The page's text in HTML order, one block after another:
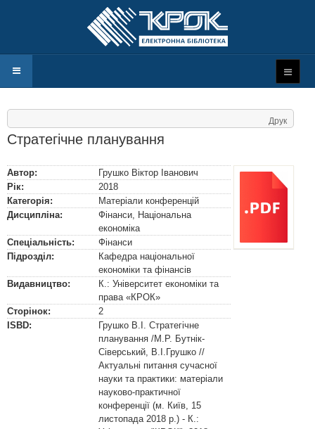
Друк
Стратегічне планування
Автор:
Грушко Віктор Іванович
Рік:
2018
Категорія:
Матеріали конференцій
Дисципліна:
Фінанси, Національна
економіка
Спеціальність:
Фінанси
Підрозділ:
Кафедра національної
економіки та фінансів
Видавництво:
К.: Університет економіки та
права «КРОК»
Сторінок:
2
ISBD:
Грушко В.І. Стратегічне
планування /М.Р. Бутнік-
Сіверський, В.І.Грушко //
Актуальні питання сучасної
науки та практики: матеріали
науково-практичної
конференції (м. Київ, 15
листопада 2018 р.) - К.: